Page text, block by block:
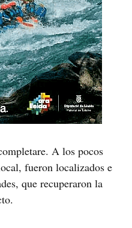
A los pocos
fueron localizados e
que recuperaron la